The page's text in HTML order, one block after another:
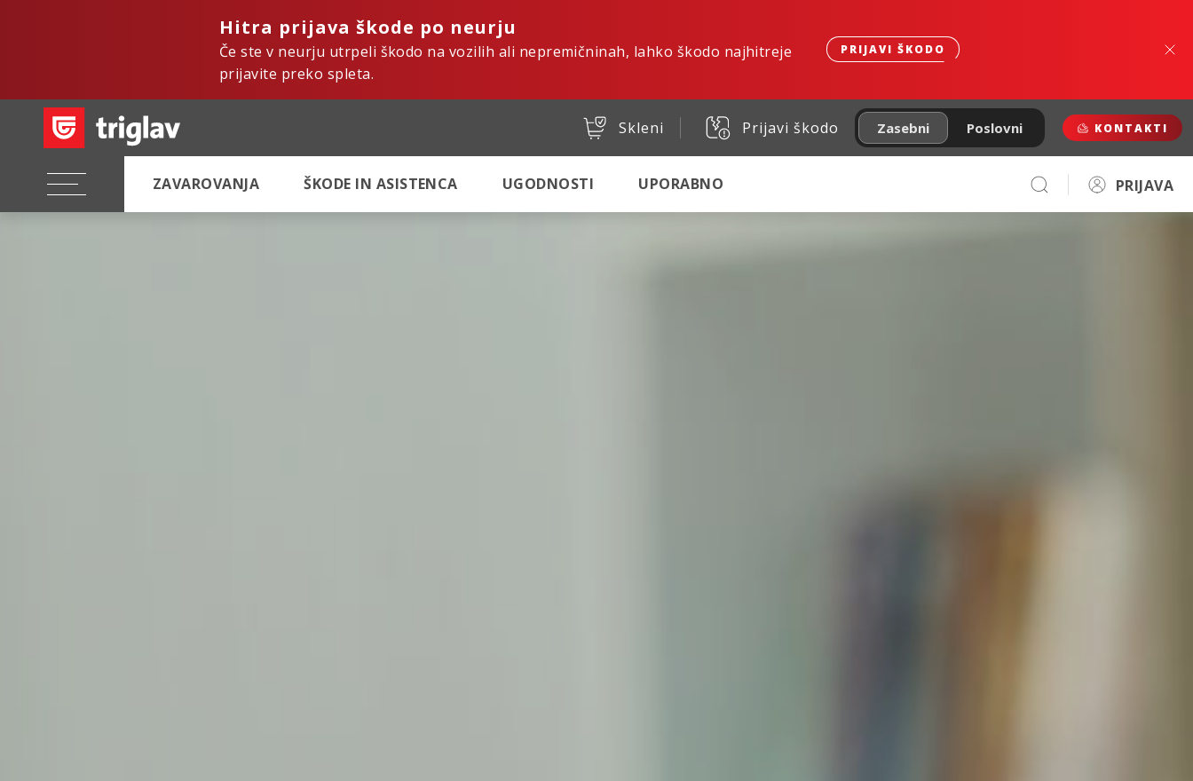
Hitra prijava škode po neurju
Če ste v neurju utrpeli škodo na vozilih ali nepremičninah, lahko škodo najhitreje
prijavite preko spleta.
PRIJAVI ŠKODO
Skleni Prijavi škodo Zasebni Poslovni KONTAKTI
ZAVAROVANJA ŠKODE IN ASISTENCA UGODNOSTI UPORABNO PRIJAVA